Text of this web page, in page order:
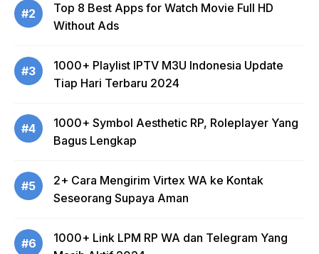
#2
Top 8 Best Apps for Watch Movie Full HD
Without Ads
#3
1000+ Playlist IPTV M3U Indonesia Update
Tiap Hari Terbaru 2024
#4
1000+ Symbol Aesthetic RP, Roleplayer Yang
Bagus Lengkap
#5
2+ Cara Mengirim Virtex WA ke Kontak
Seseorang Supaya Aman
#6
1000+ Link LPM RP WA dan Telegram Yang